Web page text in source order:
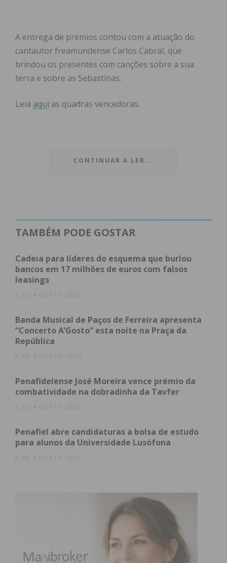
A entrega de prémios contou com a atuação do
cantautor freamundense Carlos Cabral, que
brindou os presentes com canções sobre a sua
terra e sobre as Sebastinas.
Leia aqui as quadras vencedoras.
Assine nossa newsletter por e-mail e
obtenha de forma regular a informação
condições
CONTINUAR A LER...
TAMBÉM PODE GOSTAR
Cadeia para líderes do esquema que burlou
bancos em 17 milhões de euros com falsos
leasings
8 DE AGOSTO 2026
Banda Musical de Paços de Ferreira apresenta
“Concerto A’Gosto” esta noite na Praça da
República
8 DE AGOSTO 2026
Penafidelense José Moreira vence prémio da
combatividade na dobradinha da Tavfer
8 DE AGOSTO 2026
Penafiel abre candidaturas a bolsa de estudo
para alunos da Universidade Lusófona
8 DE AGOSTO 2026